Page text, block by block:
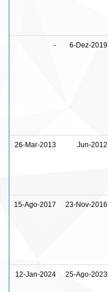
- 6-Dez-2019
26-Mar-2013 Jun-2012
15-Ago-2017 23-Nov-2016
12-Jan-2024 25-Ago-2023